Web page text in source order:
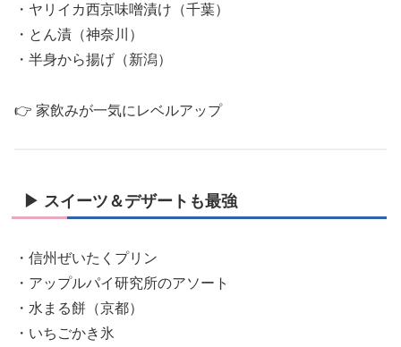
・ヤリイカ西京味噌漬け（千葉）
・とん漬（神奈川）
・半身から揚げ（新潟）
👉 家飲みが一気にレベルアップ
▶ スイーツ＆デザートも最強
・信州ぜいたくプリン
・アップルパイ研究所のアソート
・水まる餅（京都）
・いちごかき氷